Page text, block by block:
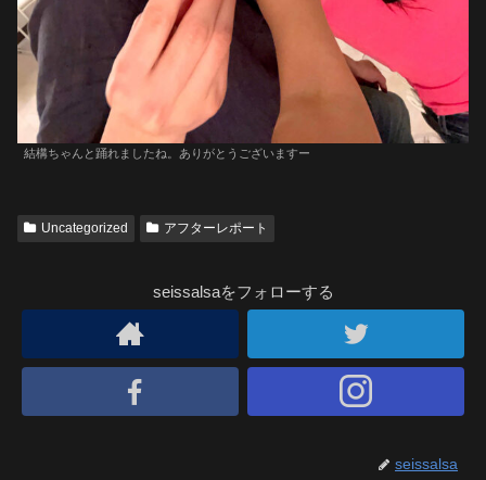
結構ちゃんと踊れましたね。ありがとうございますー
Uncategorized アフターレポート
seissalsaをフォローする
seissalsa